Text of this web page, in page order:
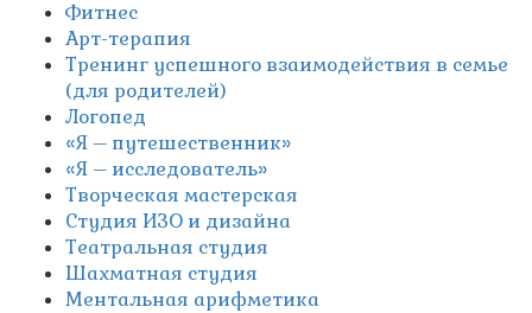
Фитнес
Арт-терапия
Тренинг успешного взаимодействия в семье
(для родителей)
Логопед
«Я – путешественник»
«Я – исследователь»
Творческая мастерская
Студия ИЗО и дизайна
Театральная студия
Шахматная студия
Ментальная арифметика